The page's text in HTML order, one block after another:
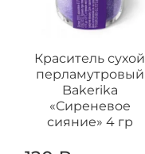
Краситель сухой
перламутровый
Bakerika
«Сиреневое
сияние» 4 гр